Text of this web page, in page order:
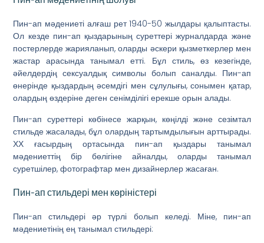
Пин-ап мәдениеті алғаш рет 1940-50 жылдары қалыптасты.
Ол кезде пин-ап қыздарының суреттері журналдарда және
постерлерде жарияланып, оларды әскери қызметкерлер мен
жастар арасында танымал етті. Бұл стиль, өз кезегінде,
әйелдердің сексуалдық символы болып саналды. Пин-ап
өнерінде қыздардың әсемдігі мен сұлулығы, сонымен қатар,
олардың өздеріне деген сенімділігі ерекше орын алады.
Пин-ап суреттері көбінесе жарқын, көңілді және сезімтал
стильде жасалады, бұл олардың тартымдылығын арттырады.
ХХ ғасырдың ортасында пин-ап қыздары танымал
мәдениеттің бір бөлігіне айналды, оларды танымал
суретшілер, фотографтар мен дизайнерлер жасаған.
Пин-ап стильдері мен көріністері
Пин-ап стильдері әр түрлі болып келеді. Міне, пин-ап
мәдениетінің ең танымал стильдері: